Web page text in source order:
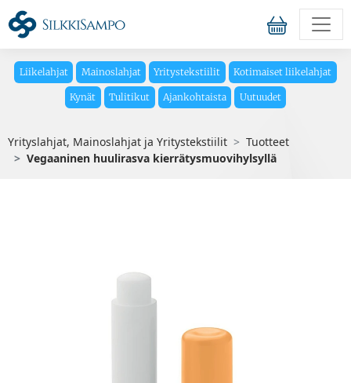
Liikelahjat Mainoslahjat Yritystekstiilit Kotimaiset liikelahjat
Kynät Tulitikut Ajankohtaista Uutuudet
Yrityslahjat, Mainoslahjat ja Yritystekstiilit
Tuotteet
Vegaaninen huulirasva kierrätysmuovihylsyllä